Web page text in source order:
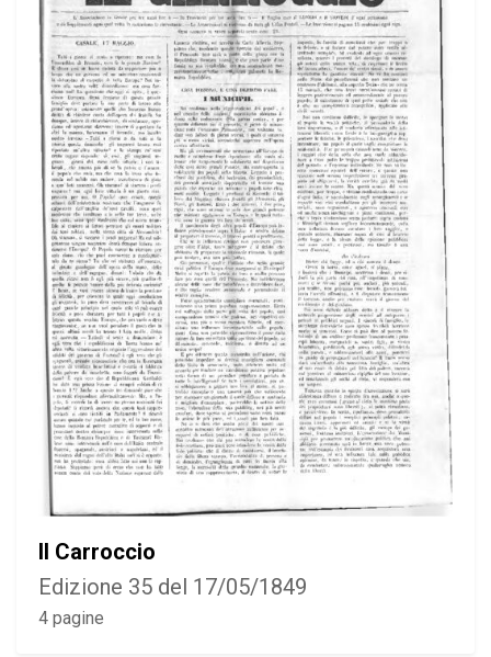
Il Carroccio
Edizione 35 del 17/05/1849
4 pagine